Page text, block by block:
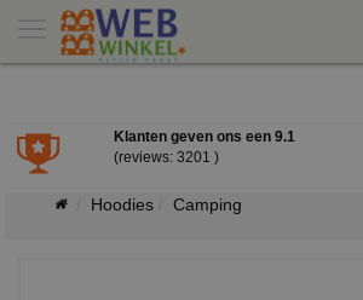
Klanten geven ons een 9.1
(reviews: 3201 )
Hoodies Camping